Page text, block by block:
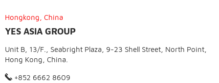
Hongkong, China
YES ASIA GROUP
Unit B, 13/F., Seabright Plaza, 9-23 Shell Street, North Point,
Hong Kong, China.
+852 6662 8609